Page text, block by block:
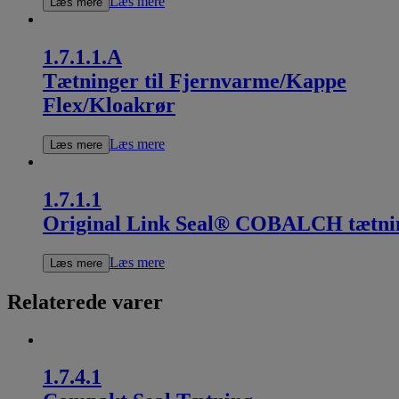
1.7.1.1.A
Tætninger til Fjernvarme/Kappe
Flex/Kloakrør
Læs mere Læs mere
1.7.1.1
Original Link Seal® COBALCH
Læs mere Læs mere
Relaterede varer
1.7.4.1